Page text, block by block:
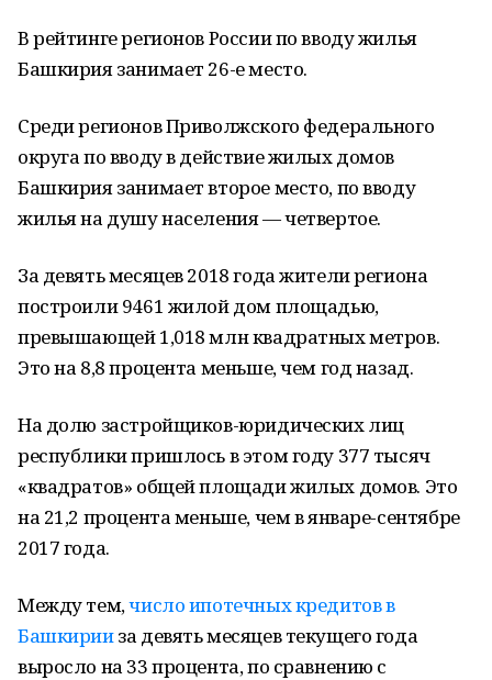
В рейтинге регионов России по вводу жилья
Башкирия занимает 26-е место.
Среди регионов Приволжского федерального
округа по вводу в действие жилых домов
Башкирия занимает второе место, по вводу
жилья на душу населения — четвертое.
За девять месяцев 2018 года жители региона
построили 9461 жилой дом площадью,
превышающей 1,018 млн квадратных метров.
Это на 8,8 процента меньше, чем год назад.
На долю застройщиков-юридических лиц
республики пришлось в этом году 377 тысяч
«квадратов» общей площади жилых домов. Это
на 21,2 процента меньше, чем в январе-сентябре
2017 года.
Между тем,число ипотечных кредитов в
Башкирииза девять месяцев текущего года
выросло на 33 процента, по сравнению с